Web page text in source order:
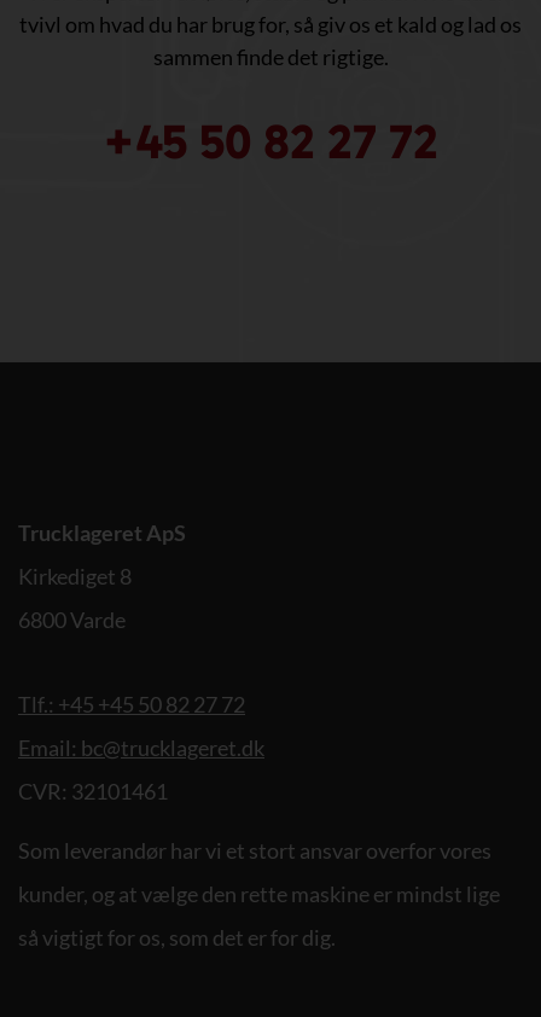
tvivl om hvad du har brug for, så giv os et kald og lad os
sammen finde det rigtige.
+45 50 82 27 72
Trucklageret ApS
Kirkediget 8
6800 Varde
Tlf.: +45 +45 50 82 27 72
Email: bc@trucklageret.dk
CVR: 32101461
Som leverandør har vi et stort ansvar overfor vores
kunder, og at vælge den rette maskine er mindst lige
så vigtigt for os, som det er for dig.